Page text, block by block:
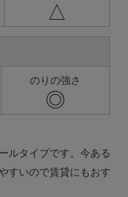
△
のりの強さ
◎
ルタイプです。今ある
すいので賃貸にもおす